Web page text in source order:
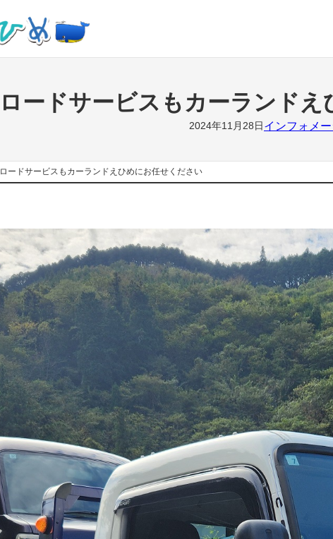
ロードサービスもカーランド
2024年11月28日インフォメ
ロードサービスもカーランドえひめにお任せください